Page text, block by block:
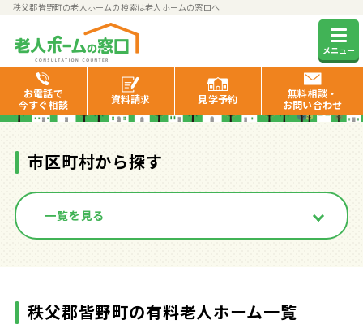
秩父郡皆野町の老人ホームの検索は老人ホームの窓口へ
メニュー
お電話で
今すぐ相談
資料請求 見学予約
無料相談・
お問い合わせ
秩父郡皆野町の有料老人ホーム
一覧
市区町村から探す
一覧を見る
秩父郡皆野町の有料老人ホーム一覧